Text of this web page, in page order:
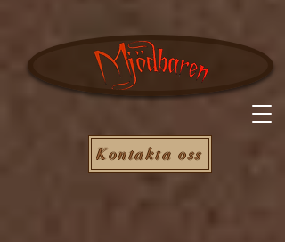
Kontakta oss